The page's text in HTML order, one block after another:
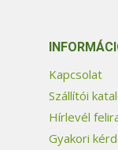
Kapcsolat
Szállítói
Hírlevél
Gyakori